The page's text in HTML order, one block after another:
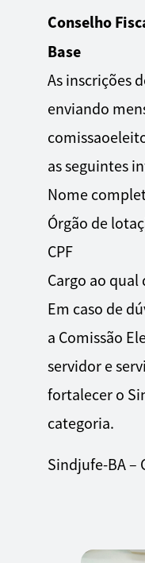
Conselho
Base
As inscrições
enviando
as seguintes
Nome
Órgão de
CPF
Cargo ao
Em caso de
a Comissão
servidor e
fortalecer o
categoria.
Sindjufe-BA –